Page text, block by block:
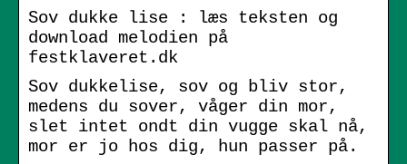
Sov dukke lise : læs teksten og
download melodien på
festklaveret.dk
Sov dukkelise, sov og bliv stor,
medens du sover, våger din mor,
slet intet ondt din vugge skal nå,
mor er jo hos dig, hun passer på.